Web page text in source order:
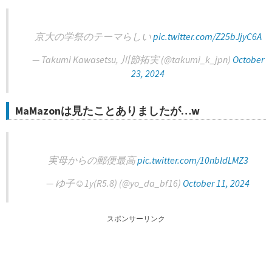
京大の学祭のテーマらしいpic.twitter.com/Z25bJjyC6A
— Takumi Kawasetsu, 川節拓実 (@takumi_k_jpn) October
23, 2024
MaMazonは見たことありましたが…w
実母からの郵便最高pic.twitter.com/10nbldLMZ3
— ゆ子☺︎1y(R5.8) (@yo_da_bf16) October 11, 2024
スポンサーリンク